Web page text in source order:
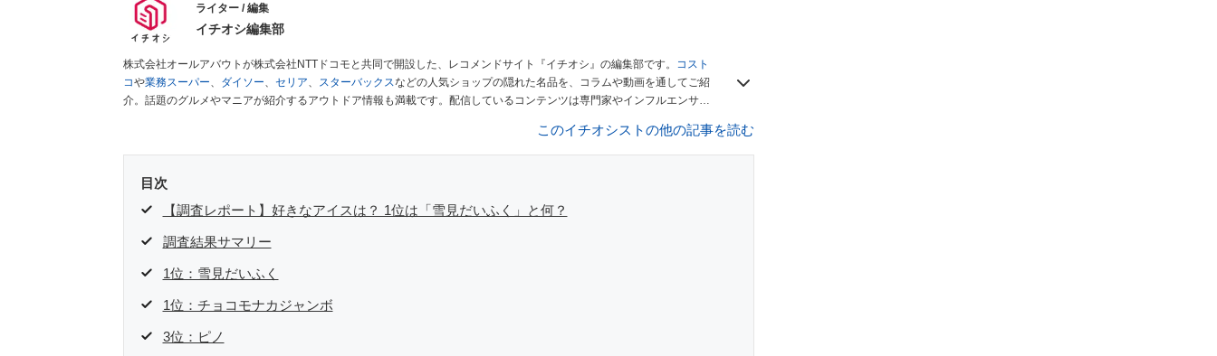
ライター / 編集
イチオシ編集部
株式会社オールアバウトが株式会社NTTドコモと共同で開設した、レコメンドサイト『イチオシ』の編集部です。
コスト
コや業務スーパー、 ダイソー、 セリア、 スターバックスなどの人気ショップの隠れた名品を、コラムや動画を通してご紹
介。話題のグルメやマニアが紹介するアウトドア情報も満載です。配信しているコンテンツは専門家やインフルエンサー
このイチオシストの他の記事を読む
目次
【調査レポート】好きなアイスは？ 1位は「雪見だいふく」と何？
調査結果サマリー
1位：雪見だいふく
1位：チョコモナカジャンボ
3位：ピノ